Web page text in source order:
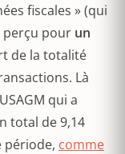
fiscales » (qui
perçu pour un
de la totalité
Là
qui a
total de 9,14
période, comme